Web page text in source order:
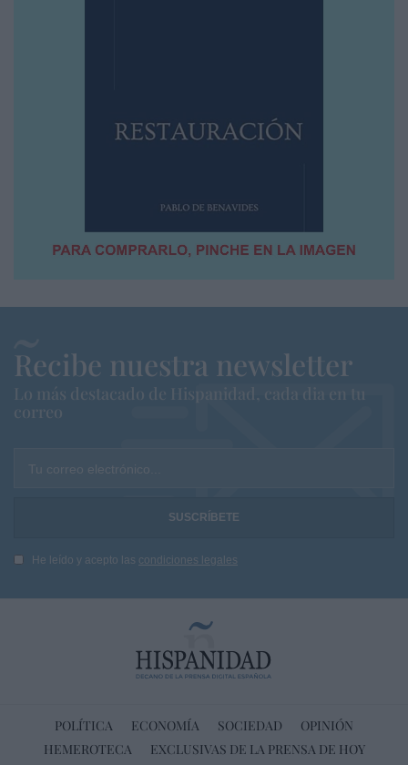
Recibe nuestra newsletter
Lo más destacado de Hispanidad, cada dia en tu
correo
Tu correo electrónico...
He leído y acepto las condiciones legales
POLÍTICA ECONOMÍA SOCIEDAD
OPINIÓN
HEMEROTECA
EXCLUSIVAS DE LA PRENSA DE HOY